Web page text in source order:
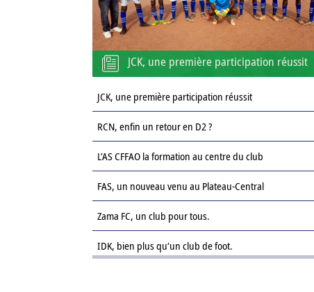
JCK, une première participation réussit
JCK, une première participation réussit
RCN, enfin un retour en D2 ?
L’AS CFFAO la formation au centre du club
FAS, un nouveau venu au Plateau-Central
Zama FC, un club pour tous.
IDK, bien plus qu’un club de foot.